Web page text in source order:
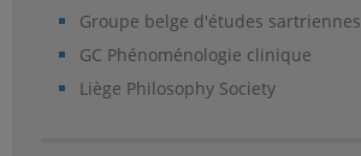
Groupe belge d'études sartriennes
GC Phénoménologie clinique
Liège Philosophy Society